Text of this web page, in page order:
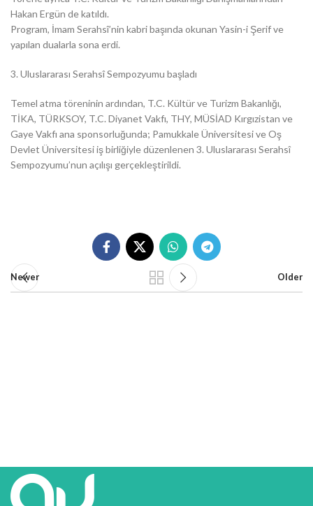
Hakan Ergün de katıldı.
Program, İmam Serahsî’nin kabri başında okunan Yasin-i Şerif ve
yapılan dualarla sona erdi.
3. Uluslararası Serahsî Sempozyumu başladı
Temel atma töreninin ardından, T.C. Kültür ve Turizm Bakanlığı,
TİKA, TÜRKSOY, T.C. Diyanet Vakfı, THY, MÜSİAD Kırgızistan ve
Gaye Vakfı ana sponsorluğunda; Pamukkale Üniversitesi ve Oş
Devlet Üniversitesi iş birliğiyle düzenlenen 3. Uluslararası Serahsî
Sempozyumu’nun açılışı gerçekleştirildi.
Newer Older